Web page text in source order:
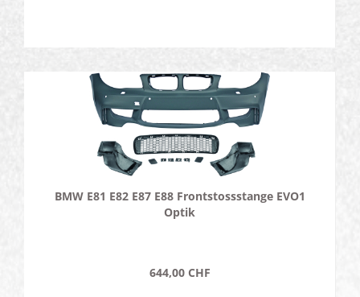
BMW E81 E82 E87 E88 Frontstossstange EVO1
Optik
644,00 CHF